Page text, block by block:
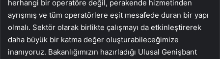
herhangi bir operatöre değil, perakende hizmetinden
ayrışmış ve tüm operatörlere eşit mesafede duran bir yapı
olmalı. Sektör olarak birlikte çalışmayı da etkinleştirerek
daha büyük bir katma değer oluşturabileceğimize
inanıyoruz. Bakanlığımızın hazırladığı Ulusal Genişbant